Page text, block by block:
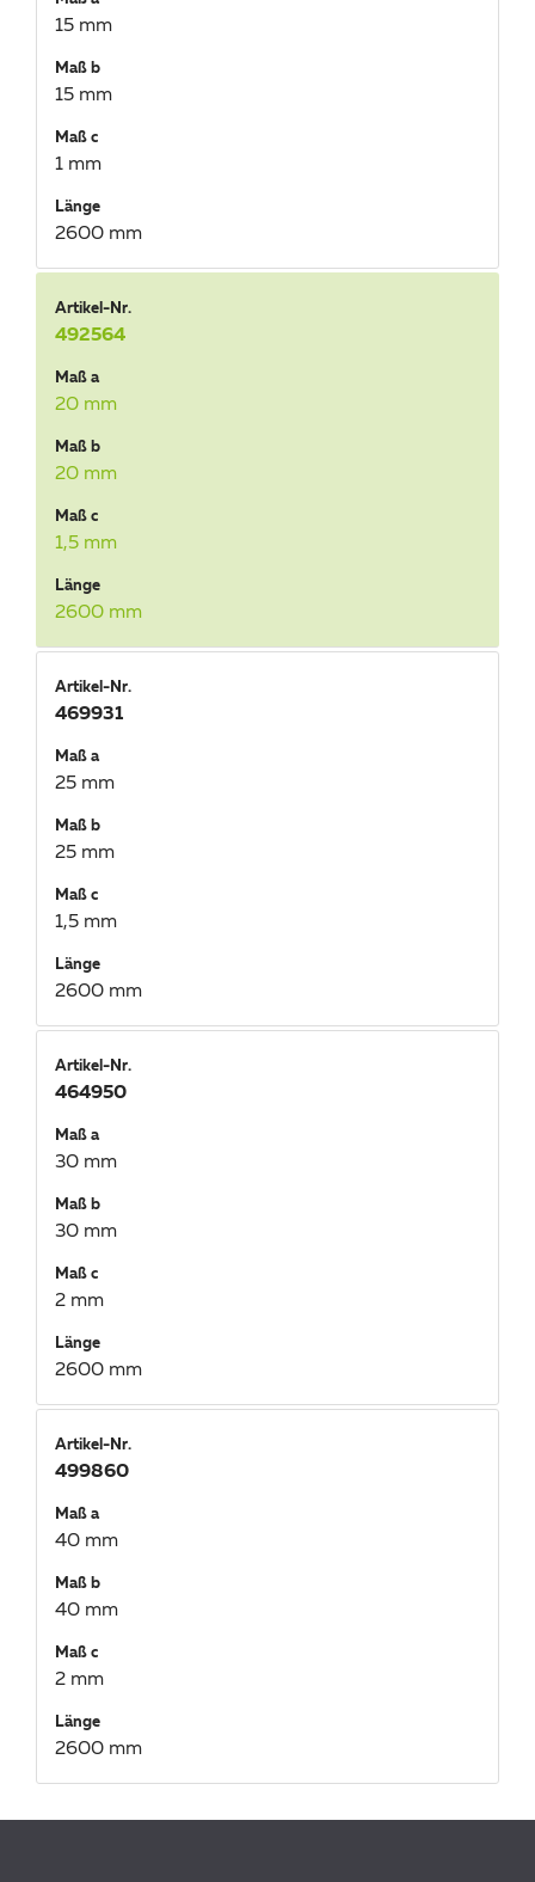
15 mm
Maß b
15 mm
Maß c
1 mm
Länge
2600 mm
Artikel-Nr.
492564
Maß a
20 mm
Maß b
20 mm
Maß c
1,5 mm
Länge
2600 mm
Artikel-Nr.
469931
Maß a
25 mm
Maß b
25 mm
Maß c
1,5 mm
Länge
2600 mm
Artikel-Nr.
464950
Maß a
30 mm
Maß b
30 mm
Maß c
2 mm
Länge
2600 mm
Artikel-Nr.
499860
Maß a
40 mm
Maß b
40 mm
Maß c
2 mm
Länge
2600 mm